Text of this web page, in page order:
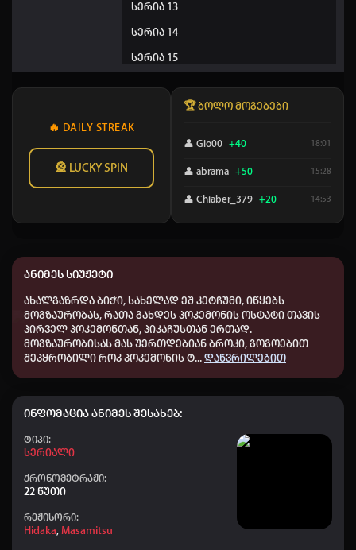
სერია 13
სერია 14
სერია 15
სერია 18
სერია 20
სერია 25
სერია 26
სერია 27
🔥 DAILY STREAK
🎡 LUCKY SPIN
🏆 ბოლო მოგებები
👤 Gio00 +40 18:01
👤 abrama +50 15:28
👤 Chiaber_379 +20 14:53
👤 Dato chitrekashvili +20 09:30
👤 Elisa +50 04:21
👤 saba_441 +20
👤 ZUKT777 +40
👤 Nodari-nodari +20 19:50
👤 SAKI_641 +40
ანიმეს სიუჟეტი
ახალგაზრდა ბიჭი, სახელად ეშ კეტჩუმი, იწყებს
მოგზაურობას, რათა გახდეს პოკემონის ოსტატი თავის
პირველ პოკემონთან, პიკაჩუსთან ერთად.
მოგზაურობისას მას უერთდებიან ბროკი, გოგოებით
შეპყრობილი როკ პოკემონის ტ... დაწვრილებით
ინფომაცია ანიმეს შესახებ:
Ტიპი:
Სერიალი
ქრონომეტრაჟი:
22 წუთი
რეჟისორი:
Hidaka, Masamitsu